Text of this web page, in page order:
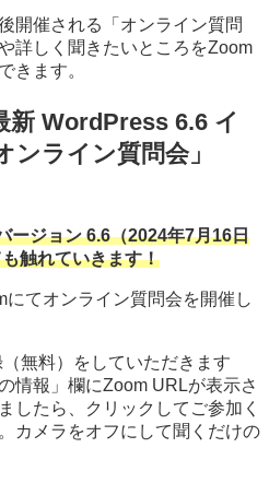
開催される「オンライン質問
詳しく聞きたいところをZoom
きます。
新 WordPress 6.6 イ
ライン質問会」
ージョン 6.6（2024年7月16日
触れていきます！
てオンライン質問会を開催し
無料）をしていただきます
情報」欄にZoom URLが表示さ
したら、クリックしてご参加く
カメラをオフにして聞くだけの